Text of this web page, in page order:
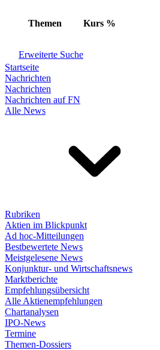
Themen Kurs %
Erweiterte Suche
Startseite
Nachrichten
Nachrichten
Nachrichten auf FN
Alle News
Rubriken
Aktien im Blickpunkt
Ad hoc-Mitteilungen
Bestbewertete News
Meistgelesene News
Konjunktur- und Wirtschaftsnews
Marktberichte
Empfehlungsübersicht
Alle Aktienempfehlungen
Chartanalysen
IPO-News
Termine
Themen-Dossiers